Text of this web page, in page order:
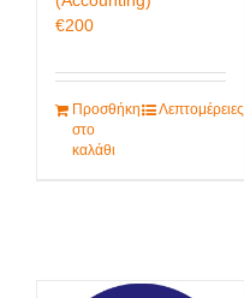
€200
Προσθήκη
στο
καλάθι
Λεπτομέρειες